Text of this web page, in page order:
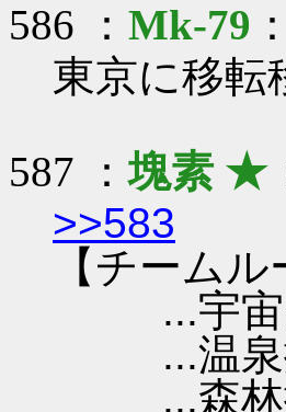
586 ： Mk-79
東京に移転
587 ：塊素 ★
>>583
【チーム
...宇宙
...温泉
...森林